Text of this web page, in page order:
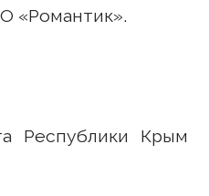
«Романтик».
Республики Крым